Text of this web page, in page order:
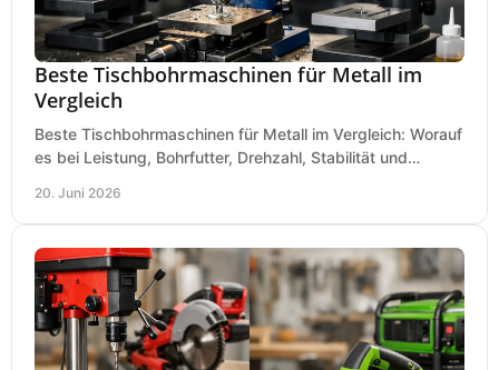
Beste Tischbohrmaschinen für Metall im
Vergleich
Beste Tischbohrmaschinen für Metall im Vergleich: Worauf
es bei Leistung, Bohrfutter, Drehzahl, Stabilität und
20. Juni 2026